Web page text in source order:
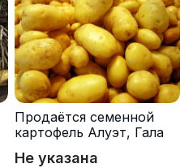
Продаётся семенной
картофель Алуэт, Гала
Не указана